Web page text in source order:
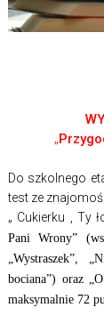
„
Do szkolnego
test ze
„ Cukierku , Ty
Pani Wrony”
„Wystraszek”,
bociana”) oraz
maksymalnie 72